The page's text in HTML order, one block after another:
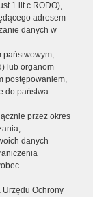
lit.c RODO),
adresem
danych w
państwowym,
lub organom
postępowaniem,
do państwa
przez okres
danych
Ochrony